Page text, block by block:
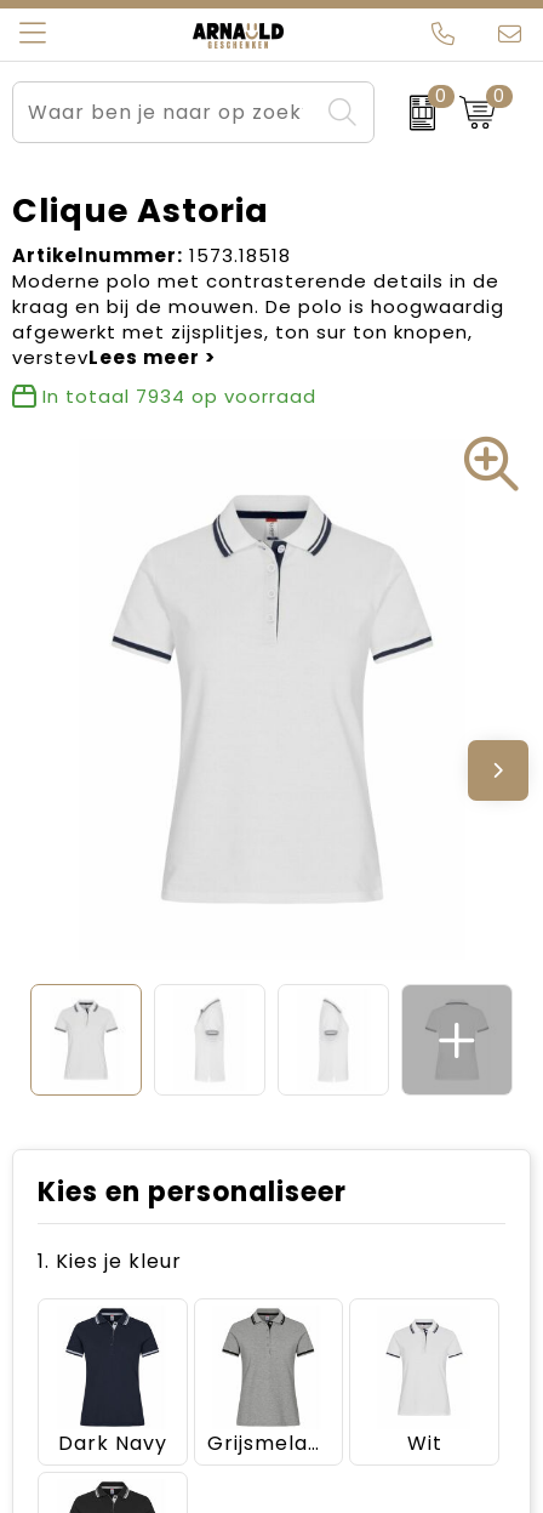
0 0
Relatiegeschenken
Sportkleding
Werkkleding
Kleding en textiel
Tassen
Beurs en Evenementen
Brievenbuspakketten
Carnaval
Dag van de Zorg
Kerstartikelen
Sinterklaas
Verjaardagen
Voor de bouw
Zomergeschenken
Zomerpakketten
Arnauld Kerstpakketten
MijnEigenKadootje
Ons team
Contact
Blogs
Clique Astoria
Artikelnummer: 1573.18518
Moderne polo met contrasterende details in de
kraag en bij de mouwen. De polo is hoogwaardig
afgewerkt met zijsplitjes, ton sur ton knopen,
verstev
In totaal 7934 op voorraad
Kies en personaliseer
1. Kies je kleur
Dark Navy Grijsmelange Wit